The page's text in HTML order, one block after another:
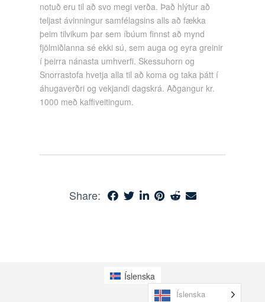
notuð eru til að svo megi verða. Það hlýtur að
teljast ávinningur samfélagsins alls að fækka
þeim tilvikum þar sem íbúum finnst að mynd
fjölmiðlanna sé ekki sú, sem auga og eyra greinir
í þeirra nánasta umhverfi. Skessuhorn og
Snorrastofa hvetja alla til að koma og taka þátt í
áhugaverðri og vekjandi dagskrá. Aðgangur kr.
1000 með kaffiveitingum.
Share:
Íslenska
Íslenska